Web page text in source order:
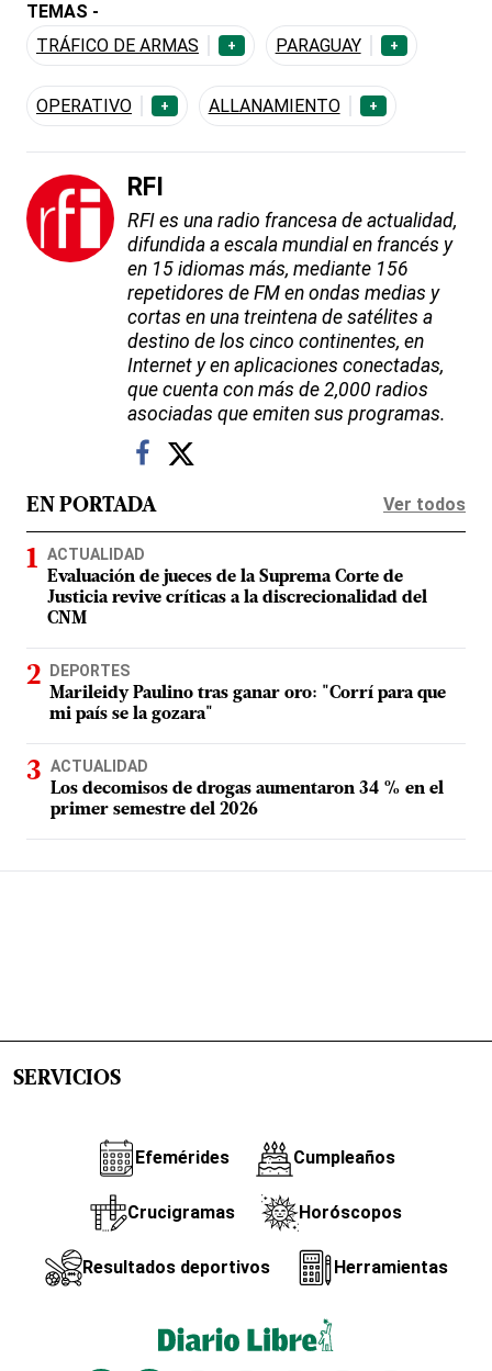
TEMAS -
TRÁFICO DE ARMAS
+ PARAGUAY +
OPERATIVO + ALLANAMIENTO +
RFI
RFI es una radio francesa de actualidad,
difundida a escala mundial en francés y
en 15 idiomas más, mediante 156
repetidores de FM en ondas medias y
cortas en una treintena de satélites a
destino de los cinco continentes, en
Internet y en aplicaciones conectadas,
que cuenta con más de 2,000 radios
asociadas que emiten sus programas.
EN PORTADA Ver todos
ACTUALIDAD
Evaluación de jueces de la Suprema Corte de
Justicia revive críticas a la discrecionalidad del
CNM
DEPORTES
Marileidy Paulino tras ganar oro: "Corrí para que
mi país se la gozara"
ACTUALIDAD
Los decomisos de drogas aumentaron 34 % en el
primer semestre del 2026
SERVICIOS
Efemérides Cumpleaños
Crucigramas Horóscopos
Resultados deportivos Herramientas